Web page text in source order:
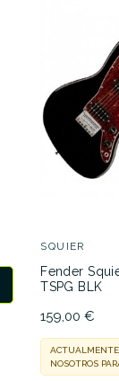
SQUIER
Fender
TSPG BLK
159,00 €
NOSOTROS